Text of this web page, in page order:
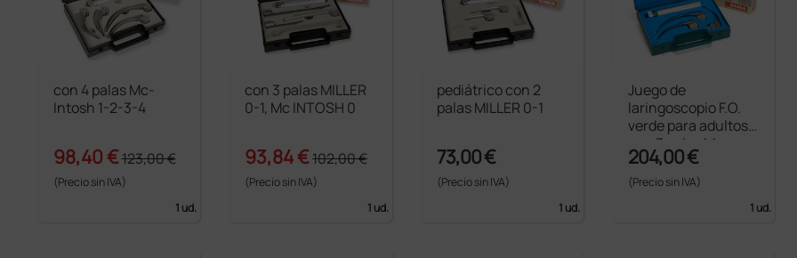
con 4 palas Mc-
Intosh 1-2-3-4
98,40 €123,00 €
(Precio sin IVA)
1 ud.
con 3 palas MILLER
0-1, Mc INTOSH 0
93,84 €102,00 €
(Precio sin IVA)
1 ud.
pediátrico con 2
palas MILLER 0-1
73,00 €
(Precio sin IVA)
1 ud.
Juego de
laringoscopio F.O.
verde para adultos
con 3 palas Mc-
Intosh Gima - 2-3-4
204,00 €
(Precio sin IVA)
1 ud.